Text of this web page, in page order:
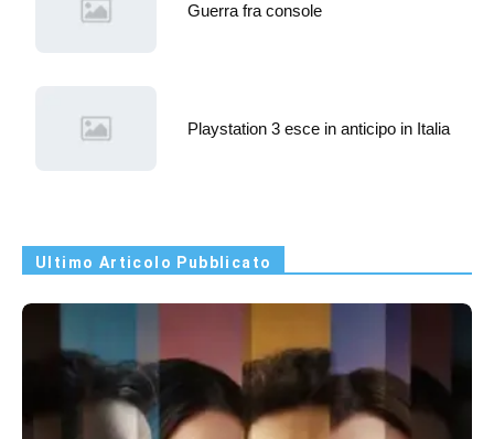
Guerra fra console
Playstation 3 esce in anticipo in Italia
Ultimo Articolo Pubblicato